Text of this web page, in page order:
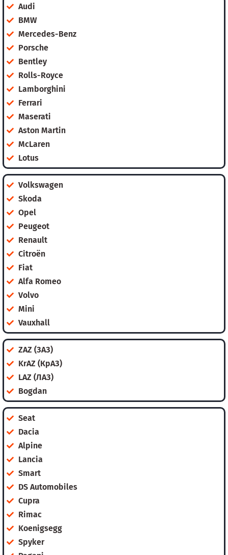
Audi
BMW
Mercedes-Benz
Porsche
Bentley
Rolls-Royce
Lamborghini
Ferrari
Maserati
Aston Martin
McLaren
Lotus
Volkswagen
Skoda
Opel
Peugeot
Renault
Citroën
Fiat
Alfa Romeo
Volvo
Mini
Vauxhall
ZAZ (ЗАЗ)
KrAZ (КрАЗ)
LAZ (ЛАЗ)
Bogdan
Seat
Dacia
Alpine
Lancia
Smart
DS Automobiles
Cupra
Rimac
Koenigsegg
Spyker